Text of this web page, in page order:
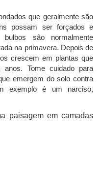
que geralmente são
possam ser forçados e
são normalmente
na primavera. Depois de
crescem em plantas que
Tome cuidado para
emergem do solo contra
exemplo é um narciso,